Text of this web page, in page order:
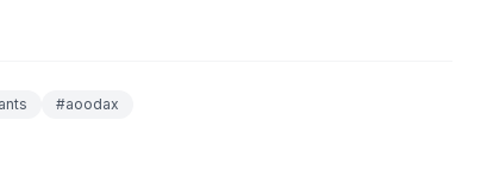
#aoodax